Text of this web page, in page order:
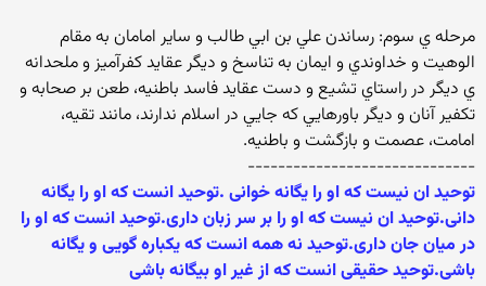
مرحله ي سوم: رساندن علي بن ابي طالب و ساير امامان به مقام
الوهيت و خداوندي و ايمان به تناسخ و ديگر عقايد کفرآميز و ملحدانه
ي ديگر در راستاي تشيع و دست عقايد فاسد باطنيه، طعن بر صحابه و
تکفير آنان و ديگر باورهايي که جايي در اسلام ندارند، مانند تقيه،
امامت، عصمت و بازگشت و باطنيه.
------------------------------
توحید ان نیست که او را یگانه خوانی .توحید انست که او را یگانه
دانی.توحید ان نیست که او را بر سر زبان داری.توحید انست که او را
در میان جان داری.توحید نه همه انست که یکباره گویی و یگانه
باشی.توحید حقیقی انست که از غیر او بیگانه باشی